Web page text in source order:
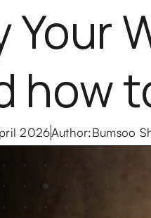
Your
how
2026Author:Bumsoo